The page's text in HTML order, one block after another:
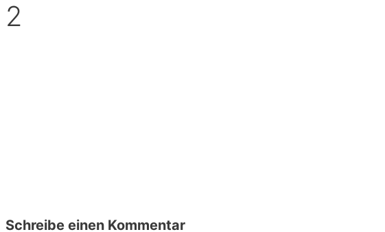
2
Schreibe einen Kommentar